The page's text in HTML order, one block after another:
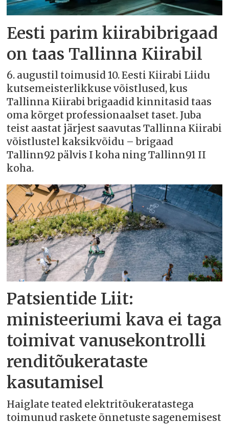
Eesti parim kiirabibrigaad
on taas Tallinna Kiirabil
6. augustil toimusid 10. Eesti Kiirabi Liidu
kutsemeisterlikkuse võistlused, kus
Tallinna Kiirabi brigaadid kinnitasid taas
oma kõrget professionaalset taset. Juba
teist aastat järjest saavutas Tallinna Kiirabi
võistlustel kaksikvõidu – brigaad
Tallinn92 pälvis I koha ning Tallinn91 II
koha.
Patsientide Liit:
ministeeriumi kava ei taga
toimivat vanusekontrolli
renditõukerataste
kasutamisel
Haiglate teated elektritõukeratastega
toimunud raskete õnnetuste sagenemisest